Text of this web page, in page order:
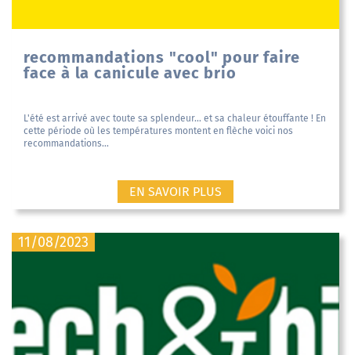
recommandations "cool" pour faire
face à la canicule avec brio
L'été est arrivé avec toute sa splendeur... et sa chaleur étouffante ! En
cette période où les températures montent en flèche voici nos
recommandations...
EN SAVOIR PLUS
11/08/2023